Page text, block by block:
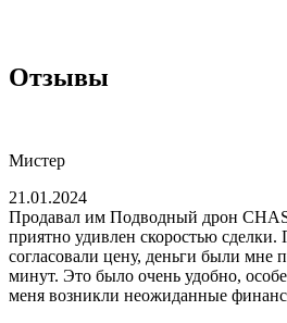
Отзывы
Мистер
21.01.2024
Продавал им Подводный дрон
приятно удивлен скоростью сделки.
согласовали цену, деньги были мне
минут. Это было очень удобно,
меня возникли неожиданные